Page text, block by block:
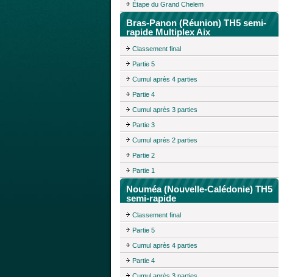
Étape du Grand Chelem
Bras-Panon (Réunion) TH5 semi-
rapide Multiplex Aix
Classement final
Partie 5
Cumul après 4 parties
Partie 4
Cumul après 3 parties
Partie 3
Cumul après 2 parties
Partie 2
Partie 1
Nouméa (Nouvelle-Calédonie) TH5
semi-rapide
Classement final
Partie 5
Cumul après 4 parties
Partie 4